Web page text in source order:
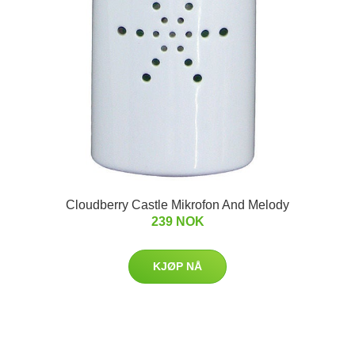
Cloudberry Castle Mikrofon And Melody
239 NOK
KJØP NÅ